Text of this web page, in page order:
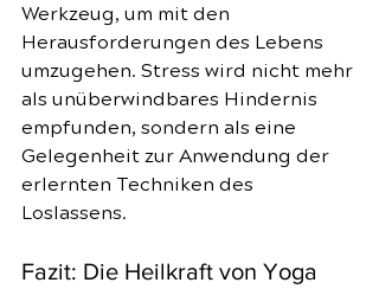
Werkzeug, um mit den
Herausforderungen des Lebens
umzugehen. Stress wird nicht mehr
als unüberwindbares Hindernis
empfunden, sondern als eine
Gelegenheit zur Anwendung der
erlernten Techniken des
Loslassens.
Fazit: Die Heilkraft von Yoga